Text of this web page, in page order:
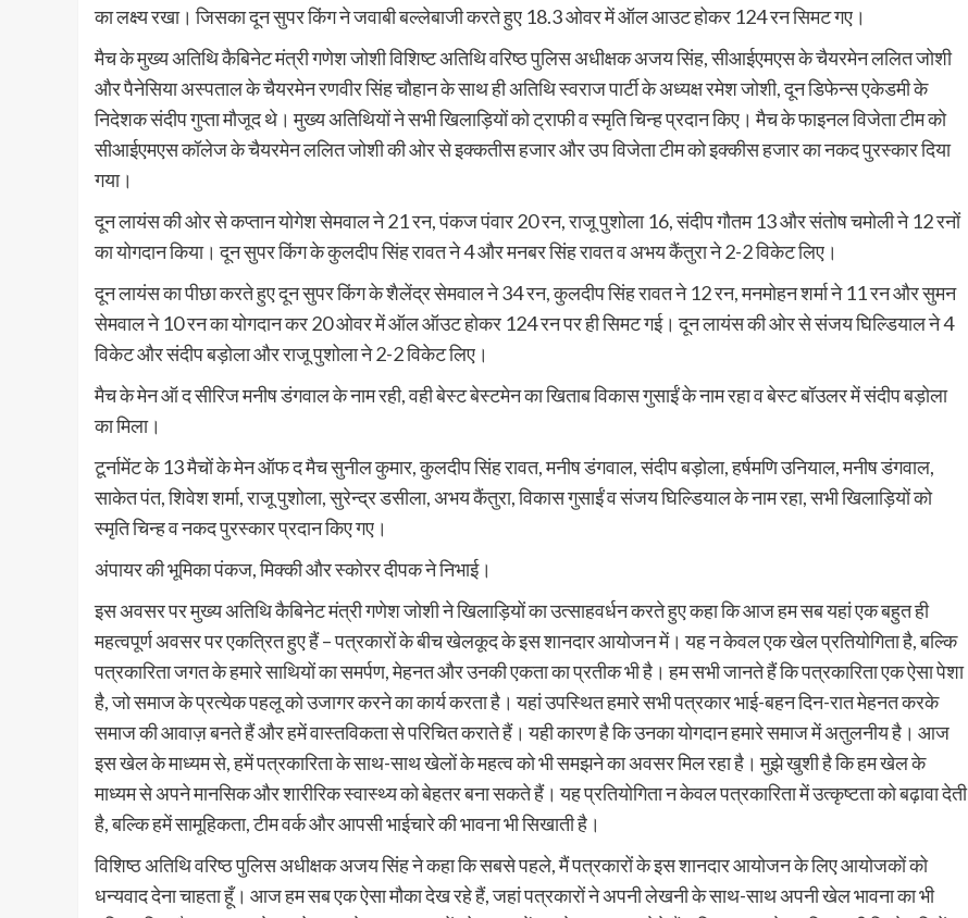
का लक्ष्य रखा। जिसका दून सुपर किंग ने जवाबी बल्लेबाजी करते हुए 18.3 ओवर में ऑल आउट होकर 124 रन सिमट गए।
मैच के मुख्य अतिथि कैबिनेट मंत्री गणेश जोशी विशिष्ट अतिथि वरिष्ठ पुलिस अधीक्षक अजय सिंह, सीआईएमएस के चैयरमेन ललित जोशी
और पैनेसिया अस्पताल के चैयरमेन रणवीर सिंह चौहान के साथ ही अतिथि स्वराज पार्टी के अध्यक्ष रमेश जोशी, दून डिफेन्स एकेडमी के
निदेशक संदीप गुप्ता मौजूद थे। मुख्य अतिथियों ने सभी खिलाड़ियों को ट्राफी व स्मृति चिन्ह प्रदान किए। मैच के फाइनल विजेता टीम को
सीआईएमएस कॉलेज के चैयरमेन ललित जोशी की ओर से इक्कतीस हजार और उप विजेता टीम को इक्कीस हजार का नकद पुरस्कार दिया
गया।
दून लायंस की ओर से कप्तान योगेश सेमवाल ने 21 रन, पंकज पंवार 20 रन, राजू पुशोला 16, संदीप गौतम 13 और संतोष चमोली ने 12 रनों
का योगदान किया। दून सुपर किंग के कुलदीप सिंह रावत ने 4 और मनबर सिंह रावत व अभय कैंतुरा ने 2-2 विकेट लिए।
दून लायंस का पीछा करते हुए दून सुपर किंग के शैलेंद्र सेमवाल ने 34 रन, कुलदीप सिंह रावत ने 12 रन, मनमोहन शर्मा ने 11 रन और सुमन
सेमवाल ने 10 रन का योगदान कर 20 ओवर में ऑल ऑउट होकर 124 रन पर ही सिमट गई। दून लायंस की ओर से संजय घिल्डियाल ने 4
विकेट और संदीप बड़ोला और राजू पुशोला ने 2-2 विकेट लिए।
मैच के मेन ऑ द सीरिज मनीष डंगवाल के नाम रही, वही बेस्ट बेस्टमेन का खिताब विकास गुसाईं के नाम रहा व बेस्ट बॉउलर में संदीप बड़ोला
का मिला।
टूर्नामेंट के 13 मैचों के मेन ऑफ द मैच सुनील कुमार, कुलदीप सिंह रावत, मनीष डंगवाल, संदीप बड़ोला, हर्षमणि उनियाल, मनीष डंगवाल,
साकेत पंत, शिवेश शर्मा, राजू पुशोला, सुरेन्द्र डसीला, अभय कैंतुरा, विकास गुसाईं व संजय घिल्डियाल के नाम रहा, सभी खिलाड़ियों को
स्मृति चिन्ह व नकद पुरस्कार प्रदान किए गए।
अंपायर की भूमिका पंकज, मिक्की और स्कोरर दीपक ने निभाई।
इस अवसर पर मुख्य अतिथि कैबिनेट मंत्री गणेश जोशी ने खिलाड़ियों का उत्साहवर्धन करते हुए कहा कि आज हम सब यहां एक बहुत ही
महत्वपूर्ण अवसर पर एकत्रित हुए हैं – पत्रकारों के बीच खेलकूद के इस शानदार आयोजन में। यह न केवल एक खेल प्रतियोगिता है, बल्कि
पत्रकारिता जगत के हमारे साथियों का समर्पण, मेहनत और उनकी एकता का प्रतीक भी है। हम सभी जानते हैं कि पत्रकारिता एक ऐसा पेशा
है, जो समाज के प्रत्येक पहलू को उजागर करने का कार्य करता है। यहां उपस्थित हमारे सभी पत्रकार भाई-बहन दिन-रात मेहनत करके
समाज की आवाज़ बनते हैं और हमें वास्तविकता से परिचित कराते हैं। यही कारण है कि उनका योगदान हमारे समाज में अतुलनीय है। आज
इस खेल के माध्यम से, हमें पत्रकारिता के साथ-साथ खेलों के महत्व को भी समझने का अवसर मिल रहा है। मुझे खुशी है कि हम खेल के
माध्यम से अपने मानसिक और शारीरिक स्वास्थ्य को बेहतर बना सकते हैं। यह प्रतियोगिता न केवल पत्रकारिता में उत्कृष्टता को बढ़ावा देती
है, बल्कि हमें सामूहिकता, टीम वर्क और आपसी भाईचारे की भावना भी सिखाती है।
विशिष्ठ अतिथि वरिष्ठ पुलिस अधीक्षक अजय सिंह ने कहा कि सबसे पहले, मैं पत्रकारों के इस शानदार आयोजन के लिए आयोजकों को
धन्यवाद देना चाहता हूँ। आज हम सब एक ऐसा मौका देख रहे हैं, जहां पत्रकारों ने अपनी लेखनी के साथ-साथ अपनी खेल भावना का भी